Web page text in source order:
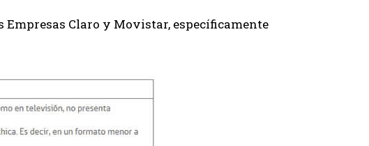
Empresas Claro y Movistar, específicamente